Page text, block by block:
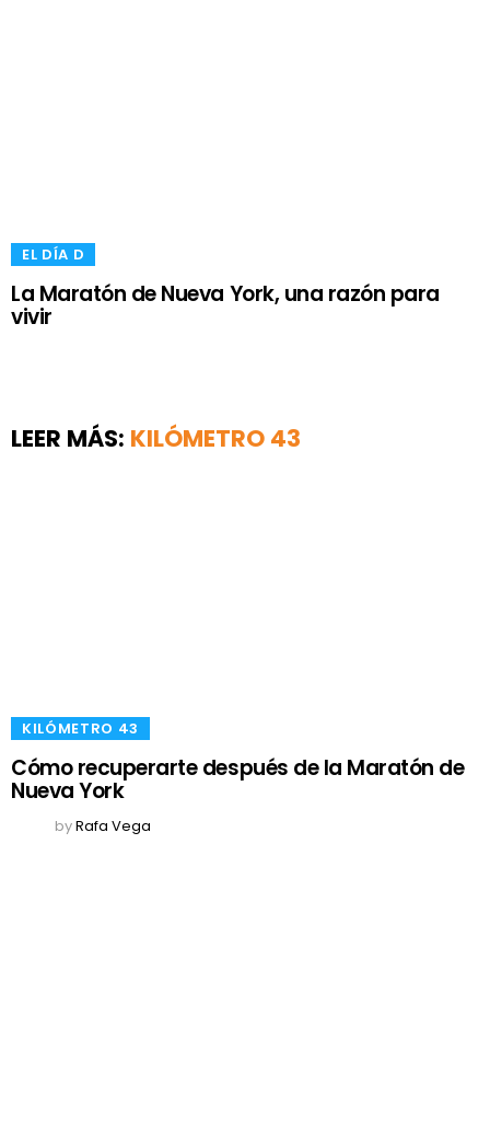
​EL DÍA D
La Maratón de Nueva York, una razón para
vivir
LEER MÁS: ​KILÓMETRO 43
​KILÓMETRO 43
Cómo recuperarte después de la Maratón de
Nueva York
byRafa Vega